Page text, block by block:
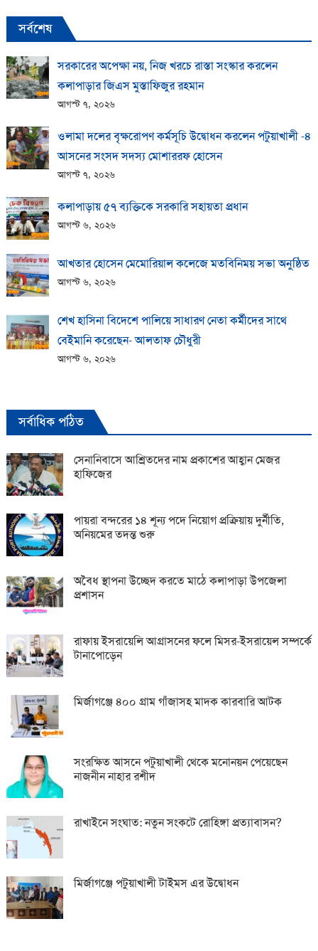
সর্বশেষ
সরকারের অপেক্ষা নয়, নিজ খরচে রাস্তা সংস্কার করলেন
কলাপাড়ার জিএস মুস্তাফিজুর রহমান
আগস্ট ৭, ২০২৬
ওলামা দলের বৃক্ষরোপণ কর্মসূচি উদ্বোধন করলেন পটুয়াখালী -৪
আসনের সংসদ সদস্য মোশাররফ হোসেন
আগস্ট ৭, ২০২৬
কলাপাড়ায় ​৫৭ ব্যক্তিকে সরকারি সহায়তা প্রধান
আগস্ট ৬, ২০২৬
আখতার হোসেন মেমোরিয়াল কলেজে মতবিনিময় সভা অনুষ্ঠিত
আগস্ট ৬, ২০২৬
শেখ হাসিনা বিদেশে পালিয়ে সাধারণ নেতা কর্মীদের সাথে
বেইমানি করেছেন- আলতাফ চৌধুরী
আগস্ট ৬, ২০২৬
সর্বাধিক পঠিত
সেনানিবাসে আশ্রিতদের নাম প্রকাশের আহ্বান মেজর
হাফিজের
পায়রা বন্দরের ১৪ শূন্য পদে নিয়োগ প্রক্রিয়ায় দুর্নীতি,
অনিয়মের তদন্ত শুরু
অবৈধ স্থাপনা উচ্ছেদ করতে মাঠে কলাপাড়া উপজেলা
প্রশাসন
রাফায় ইসরায়েলি আগ্রাসনের ফলে মিসর-ইসরায়েল সম্পর্কে
টানাপোড়েন
মির্জাগঞ্জে ৪০০ গ্রাম গাঁজাসহ মাদক কারবারি আটক
সংরক্ষিত আসনে পটুয়াখালী থেকে মনোনয়ন পেয়েছেন
নাজনীন নাহার রশীদ
রাখাইনে সংঘাত: নতুন সংকটে রোহিঙ্গা প্রত্যাবাসন?
মির্জাগঞ্জে পটুয়াখালী টাইমস এর উদ্বোধন